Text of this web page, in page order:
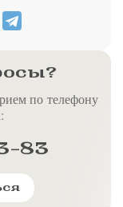
по телефону
83